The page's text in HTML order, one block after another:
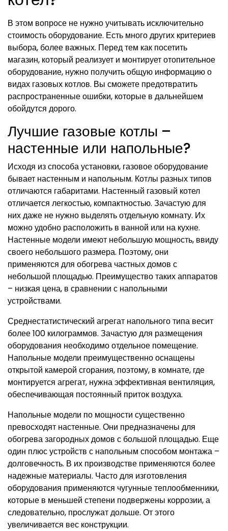
В этом вопросе не нужно учитывать исключительно
стоимость оборудование. Есть много других критериев
выбора, более важных. Перед тем как посетить
магазин, который реализует и монтирует отопительное
оборудование, нужно получить общую информацию о
видах газовых котлов. Вы сможете предотвратить
распространенные ошибки, которые в дальнейшем
обойдутся дорого.
Лучшие газовые котлы –
настенные или напольные?
Исходя из способа установки, газовое оборудование
бывает настенным и напольным. Котлы разных типов
отличаются габаритами. Настенный газовый котел
отличается легкостью, компактностью. Зачастую для
них даже не нужно выделять отдельную комнату. Их
можно удобно расположить в ванной или на кухне.
Настенные модели имеют небольшую мощность, ввиду
своего небольшого размера. Поэтому, они
применяются для обогрева частных домов с
небольшой площадью. Преимущество таких аппаратов
– низкая цена, в сравнении с напольными
устройствами.
Среднестатистический агрегат напольного типа весит
более 100 килограммов. Зачастую для размещения
оборудования необходимо отдельное помещение.
Напольные модели преимущественно оснащены
открытой камерой сгорания, поэтому, в комнате, где
монтируется агрегат, нужна эффективная вентиляция,
обеспечивающая постоянный приток воздуха.
Напольные модели по мощности существенно
превосходят настенные. Они предназначены для
обогрева загородных домов с большой площадью. Еще
один плюс устройств с напольным способом монтажа –
долговечность. В их производстве применяются более
надежные материалы. Часто для изготовления
оборудования применяются чугунные теплообменники,
которые в меньшей степени подвержены коррозии, а
следовательно, прослужат дольше. От этого
увеличивается вес конструкции.